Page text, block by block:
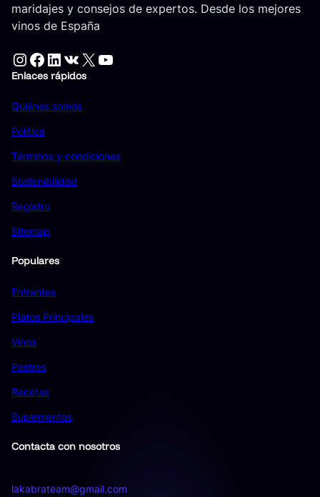
maridajes y consejos de expertos. Desde los mejores
vinos de España
Instagram Facebook LinkedIn VK X YouTube
Enlaces rápidos
Quiénes somos
Política
Términos y condiciones
Sostenibilidad
Registro
Sitemap
Populares
Entrantes
Platos Principales
Vinos
Postres
Recetas
Suplementos
Contacta con nosotros
lakabrateam@gmail.com